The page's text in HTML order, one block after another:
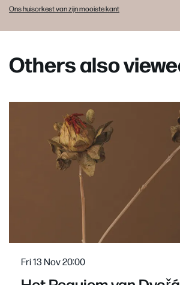
Ons huisorkest van zijn mooiste kant
Others also
Fri 13 Nov20:00